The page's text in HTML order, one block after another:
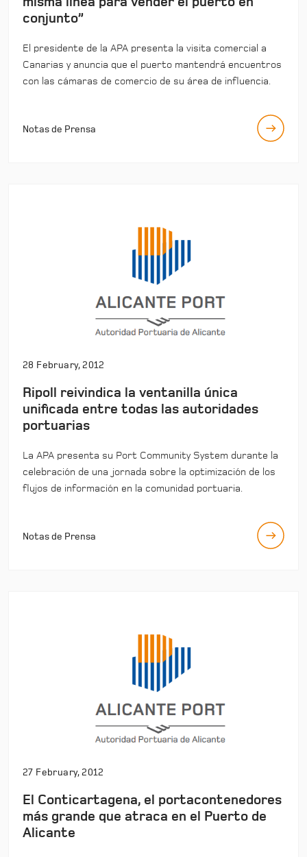
conjunto”
El presidente de la APA presenta la visita comercial a
Canarias y anuncia que el puerto mantendrá encuentros
con las cámaras de comercio de su área de influencia.
Notas de Prensa
28 February, 2012
Ripoll reivindica la ventanilla única
unificada entre todas las autoridades
portuarias
La APA presenta su Port Community System durante la
celebración de una jornada sobre la optimización de los
flujos de información en la comunidad portuaria.
Notas de Prensa
27 February, 2012
El Conticartagena, el portacontenedores
más grande que atraca en el Puerto de
Alicante